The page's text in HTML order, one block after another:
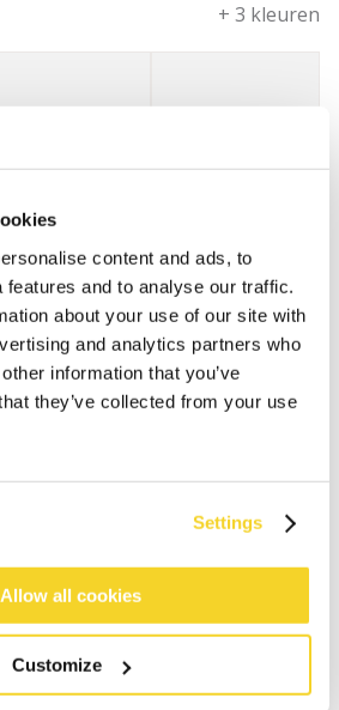
content and ads, to
features and to analyse our traffic.
about your use of our site with
and analytics partners who
information that you’ve
they’ve collected from your use
Settings
Allow all cookies
Customize
+ 3 kleuren
op werkdagen vóór 12:00 uur
retourneren